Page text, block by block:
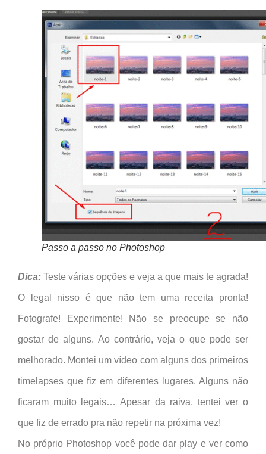
Passo a passo no Photoshop
Dica: Teste várias opções e veja a que mais te agrada!
O legal nisso é que não tem uma receita pronta!
Fotografe! Experimente! Não se preocupe se não
gostar de alguns. Ao contrário, veja o que pode ser
melhorado. Montei um vídeo com alguns dos primeiros
timelapses que fiz em diferentes lugares. Alguns não
ficaram muito legais… Apesar da raiva, tentei ver o
que fiz de errado pra não repetir na próxima vez!
No próprio Photoshop você pode dar play e ver como